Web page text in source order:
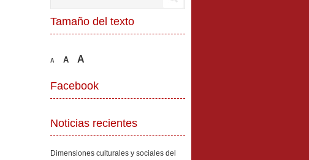
Tamaño del texto
A A A
Facebook
Noticias recientes
Dimensiones culturales y sociales del